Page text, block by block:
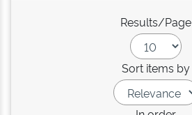
Results/Page
Sort items by